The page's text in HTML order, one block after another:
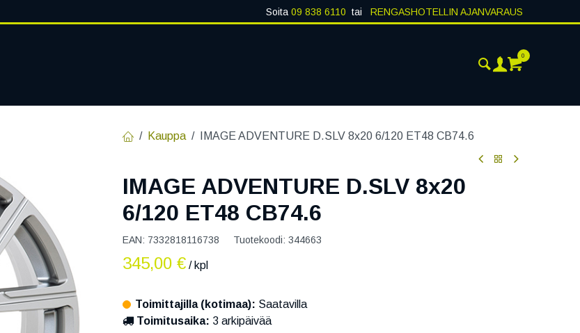
Soita 09 838 6110 tai RENGASHOTELLIN AJANVARAUS
0
Kauppa IMAGE ADVENTURE D.SLV 8x20 6/120 ET48 CB74.6
IMAGE ADVENTURE D.SLV 8x20
6/120 ET48 CB74.6
EAN: 7332818116738 Tuotekoodi: 344663
345,00 € / kpl
Toimittajilla (kotimaa): Saatavilla
Toimitusaika: 3 arkipäivää